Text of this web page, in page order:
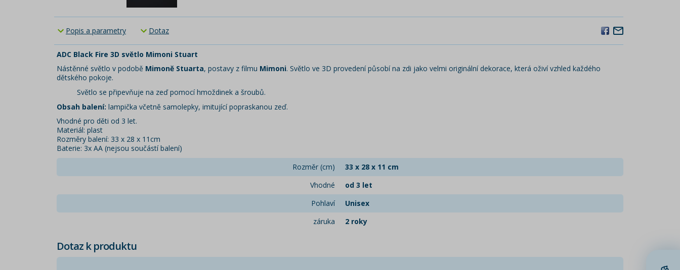
Popis a parametry Dotaz
ADC Black Fire 3D světlo Mimoni Stuart
Nástěnné světlo v podobě Mimoně Stuarta, postavy z filmu Mimoni. Světlo ve 3D provedení působí na zdi jako velmi originální dekorace, která oživí vzhled každého
dětského pokoje.
Světlo se připevňuje na zeď pomocí hmoždinek a šroubů.
Obsah balení: lampička včetně samolepky, imitující popraskanou zeď.
Vhodné pro děti od 3 let.
Materiál: plast
Rozměry balení: 33 x 28 x 11cm
Baterie: 3x AA (nejsou součástí balení)
Rozměr (cm)
33 x 28 x 11 cm
Vhodné
od 3 let
Pohlaví
Unisex
záruka
2 roky
Dotaz k produktu